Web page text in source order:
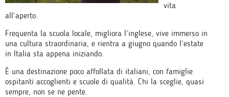
vita
all’aperto.
Frequenta la scuola locale, migliora l’inglese, vive immerso in
una cultura straordinaria, e rientra a giugno quando l’estate
in Italia sta appena iniziando.
È una destinazione poco affollata di italiani, con famiglie
ospitanti accoglienti e scuole di qualità. Chi la sceglie, quasi
sempre, non se ne pente.